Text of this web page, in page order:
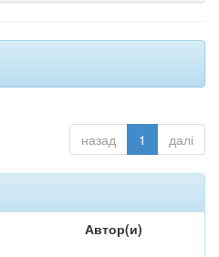
назад 1 далі
Автор(и)